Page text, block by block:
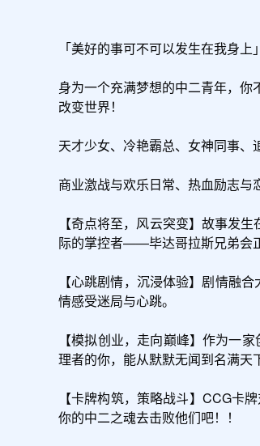
「美好的事可不可以发生在我身上」
身为一个充满梦想的中二青年，
改变世界！
天才少女、冷艳霸总、女神同事
商业激战与欢乐日常、热血励志与
【奇点将至，风云突变】故事发
际的掌控者——毕达哥拉斯兄弟会
【心跳剧情，沉浸体验】剧情融
情感受迷局与心跳。
【模拟创业，走向巅峰】作为一
理者的你，能从默默无闻到名满天
【卡牌构筑，策略战斗】CCG卡
你的中二之魂去击败他们吧！！